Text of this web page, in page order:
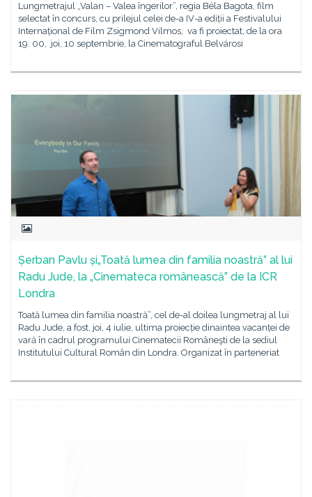
Lungmetrajul „Valan – Valea îngerilor”, regia Béla Bagota, film
selectat în concurs, cu prilejul celei de-a IV-a ediții a Festivalului
Internațional de Film Zsigmond Vilmos, va fi proiectat, de la ora
19. 00, joi, 10 septembrie, la Cinematograful Belvárosi
Șerban Pavlu și„Toată lumea din familia noastră” al lui
Radu Jude, la „Cinemateca românească” de la ICR
Londra
Toată lumea din familia noastră”, cel de-al doilea lungmetraj al lui
Radu Jude, a fost, joi, 4 iulie, ultima proiecție dinaintea vacanței de
vară în cadrul programului Cinematecii Româneşti de la sediul
Institutului Cultural Român din Londra. Organizat în parteneriat